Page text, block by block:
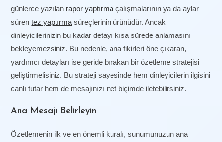
günlerce yazılan rapor yaptırma çalışmalarının ya da aylar
sürentez yaptırma süreçlerinin ürünüdür. Ancak
dinleyicilerinizin bu kadar detayı kısa sürede anlamasını
bekleyemezsiniz. Bu nedenle, ana fikirleri öne çıkaran,
yardımcı detayları ise geride bırakan bir özetleme stratejisi
geliştirmelisiniz. Bu strateji sayesinde hem dinleyicilerin ilgisini
canlı tutar hem de mesajınızı net biçimde iletebilirsiniz.
Ana Mesajı Belirleyin
Özetlemenin ilk ve en önemli kuralı, sunumunuzun ana